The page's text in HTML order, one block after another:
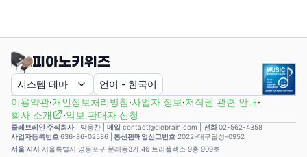
시스템 테마 언어 - 한국어
이용약관·개인정보처리방침·사업자 정보·저작권 관련 안내·
회사 소개
·악보 판매자 신청
클레브레인 주식회사| 박웅찬 메일 contact@clebrain.com | 전화02-562-4358
사업자등록번호 636-86-02586 | 통신판매업신고번호 2022-대구달성-0952
서울 지사 서울특별시 영등포구 문래동3가 46 트리플렉스 9층 909호